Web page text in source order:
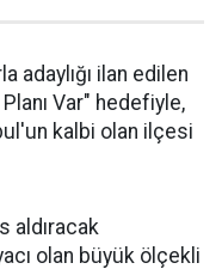
adaylığı ilan edilen
Var" hedefiyle,
kalbi olan ilçesi
aldıracak
olan büyük ölçekli